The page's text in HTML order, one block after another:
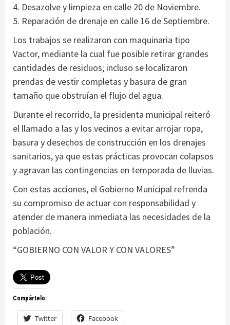
4. Desazolve y limpieza en calle 20 de Noviembre.
5. Reparación de drenaje en calle 16 de Septiembre.
Los trabajos se realizaron con maquinaria tipo
Vactor, mediante la cual fue posible retirar grandes
cantidades de residuos; incluso se localizaron
prendas de vestir completas y basura de gran
tamaño que obstruían el flujo del agua.
Durante el recorrido, la presidenta municipal reiteró
el llamado a las y los vecinos a evitar arrojar ropa,
basura y desechos de construcción en los drenajes
sanitarios, ya que estas prácticas provocan colapsos
y agravan las contingencias en temporada de lluvias.
Con estas acciones, el Gobierno Municipal refrenda
su compromiso de actuar con responsabilidad y
atender de manera inmediata las necesidades de la
población.
“GOBIERNO CON VALOR Y CON VALORES”
Compártelo:
Twitter Facebook